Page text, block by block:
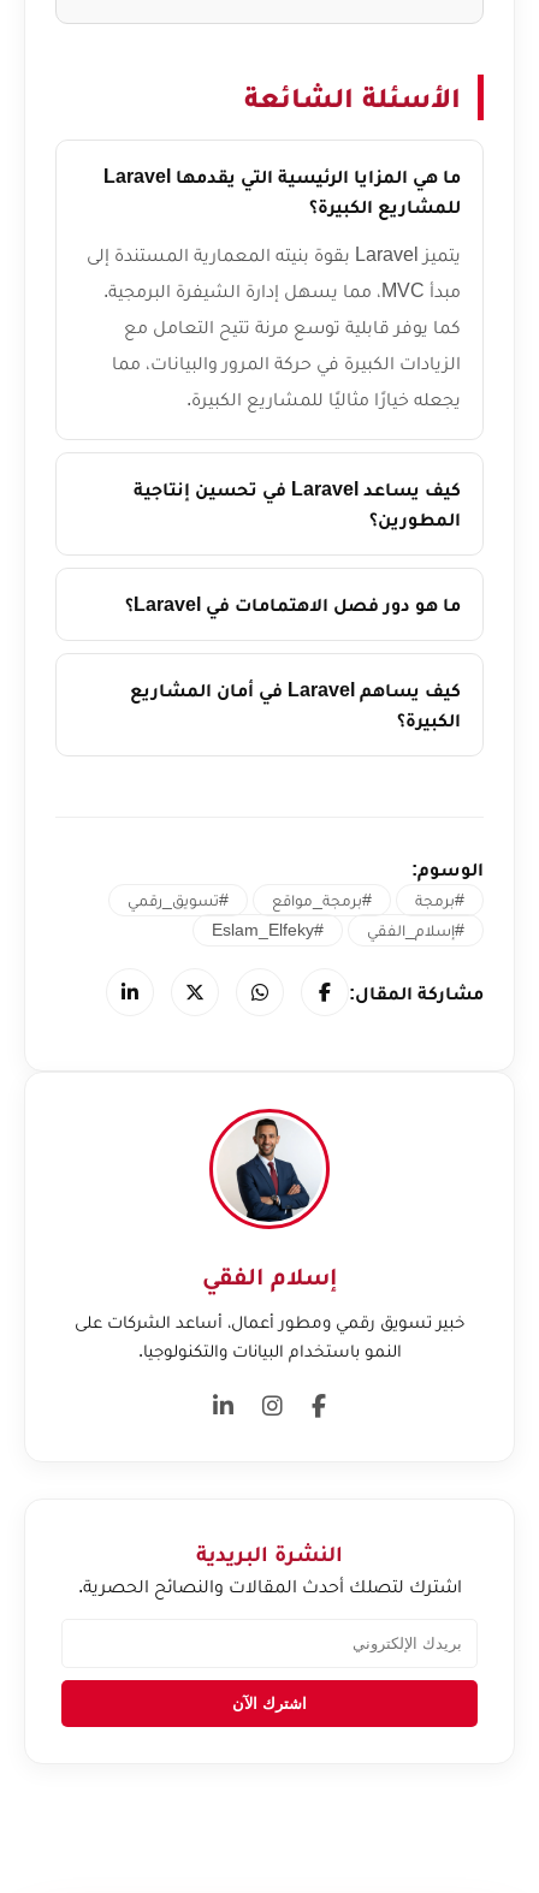
الأسئلة الشائعة
ما هي المزايا الرئيسية التي يقدمها Laravel
للمشاريع الكبيرة؟
يتميز Laravel بقوة بنيته المعمارية المستندة إلى
مبدأ MVC، مما يسهل إدارة الشيفرة البرمجية.
كما يوفر قابلية توسع مرنة تتيح التعامل مع
الزيادات الكبيرة في حركة المرور والبيانات، مما
يجعله خيارًا مثاليًا للمشاريع الكبيرة.
كيف يساعد Laravel في تحسين إنتاجية
المطورين؟
ما هو دور فصل الاهتمامات في Laravel؟
كيف يساهم Laravel في أمان المشاريع
الكبيرة؟
الوسوم:
#برمجة #برمجة_مواقع
#تسويق_رقمي
#إسلام_الفقي
#Eslam_Elfeky
مشاركة المقال:
إسلام الفقي
خبير تسويق رقمي ومطور أعمال، أساعد الشركات على
النمو باستخدام البيانات والتكنولوجيا.
النشرة البريدية
اشترك لتصلك أحدث المقالات والنصائح الحصرية.
اشترك الآن